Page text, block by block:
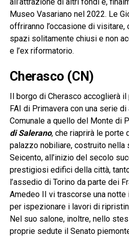
Museo Vasariano nel 2022. Le
offriranno l’occasione di
spazi solitamente chiusi e non
e l’ex riformatorio.
Cherasco (CN)
Il borgo di Cherasco accoglierà
FAI di Primavera con una serie
Comunale a quello del Monte di
di Salerano, che riaprirà le porte
palazzo nobiliare, costruito nella
Seicento, all’inizio del secolo
prestigiosi edifici della città,
l’assedio di Torino da parte dei
Amedeo II vi trascorse una
per ispezionare i lavori di
Nel suo salone, inoltre, nello
proprie sedute il Senato